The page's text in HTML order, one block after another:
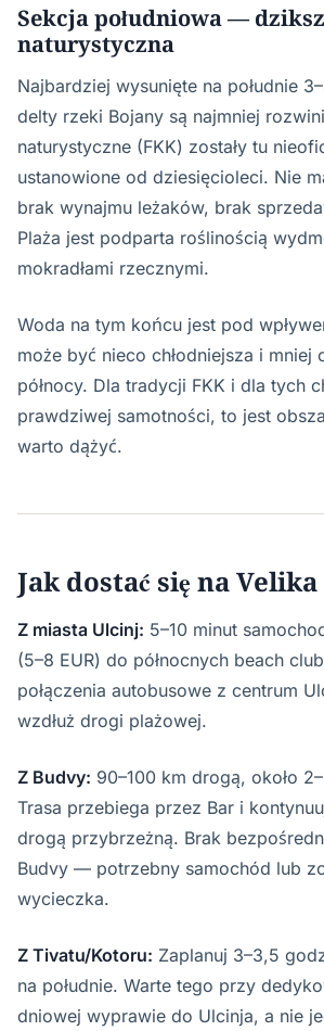
Sekcja południowa —
naturystyczna
Najbardziej wysunięte na południe
delty rzeki Bojany są najmniej
naturystyczne (FKK) zostały tu
ustanowione od dziesięcioleci. Nie
brak wynajmu leżaków, brak
Plaża jest podparta roślinością
mokradłami rzecznymi.
Woda na tym końcu jest pod
może być nieco chłodniejsza i mniej
północy. Dla tradycji FKK i dla tych
prawdziwej samotności, to jest
warto dążyć.
Jak dostać się na Velika
Z miasta Ulcinj: 5–10 minut
(5–8 EUR) do północnych beach
połączenia autobusowe z centrum
wzdłuż drogi plażowej.
Z Budvy: 90–100 km drogą, około
Trasa przebiega przez Bar i
drogą przybrzeżną. Brak
Budvy — potrzebny samochód lub
wycieczka.
Z Tivatu/Kotoru: Zaplanuj 3–3,5
na południe. Warte tego przy
dniowej wyprawie do Ulcinja, a nie